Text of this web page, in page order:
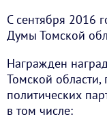
С сентября 2016
Думы Томской
Награжден
Томской области,
политических
в том числе: